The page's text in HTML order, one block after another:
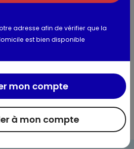
adresse afin de vérifier que la
est bien disponible
à mon compte
mon compte